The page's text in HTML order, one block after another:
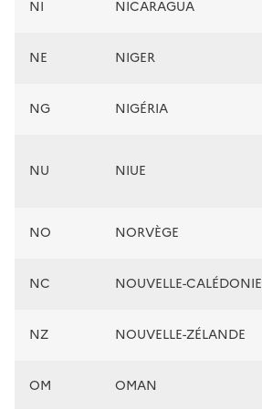
NI NICARAGUA
NE NIGER
NG NIGÉRIA
NU NIUE
NO NORVÈGE
NC NOUVELLE-CALÉDONIE
NZ NOUVELLE-ZÉLANDE
OM OMAN